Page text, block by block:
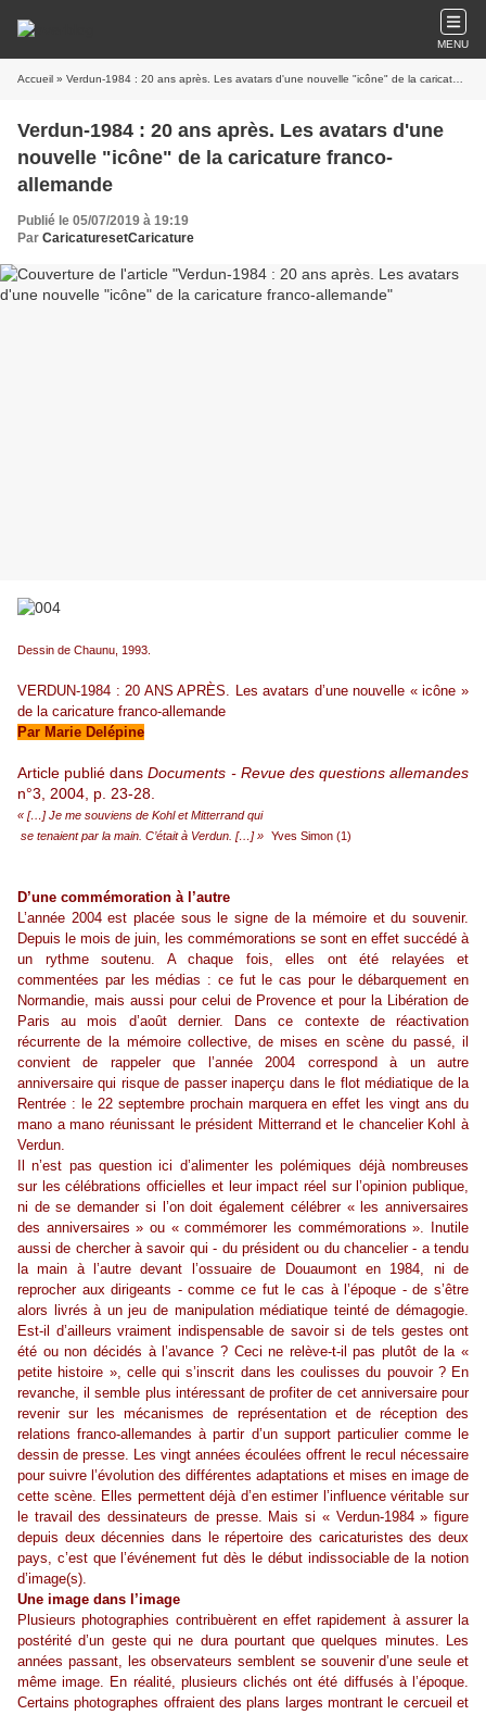
MENU
Accueil » Verdun-1984 : 20 ans après. Les avatars d'une nouvelle "icône" de la caricature franco-allemande
Verdun-1984 : 20 ans après. Les avatars d'une
nouvelle "icône" de la caricature franco-
allemande
Publié le 05/07/2019 à 19:19
Par CaricaturesetCaricature
Dessin de Chaunu, 1993.
VERDUN-1984 : 20 ANS APRÈS. Les avatars d’une nouvelle « icône »
de la caricature franco-allemande
Par Marie Delépine
Article publié dansDocuments - Revue des questions allemandes
n°3, 2004, p. 23-28.
« […] Je me souviens de Kohl et Mitterrand qui
se tenaient par la main. C’était à Verdun. […] » Yves Simon (1)
D’une commémoration à l’autre
L’année 2004 est placée sous le signe de la mémoire et du souvenir.
Depuis le mois de juin, les commémorations se sont en effet succédé à
un rythme soutenu. A chaque fois, elles ont été relayées et
commentées par les médias : ce fut le cas pour le débarquement en
Normandie, mais aussi pour celui de Provence et pour la Libération de
Paris au mois d’août dernier. Dans ce contexte de réactivation
récurrente de la mémoire collective, de mises en scène du passé, il
convient de rappeler que l’année 2004 correspond à un autre
anniversaire qui risque de passer inaperçu dans le flot médiatique de la
Rentrée : le 22 septembre prochain marquera en effet les vingt ans du
mano a mano réunissant le président Mitterrand et le chancelier Kohl à
Verdun.
Il n’est pas question ici d’alimenter les polémiques déjà nombreuses
sur les célébrations officielles et leur impact réel sur l’opinion publique,
ni de se demander si l’on doit également célébrer « les anniversaires
des anniversaires » ou « commémorer les commémorations ». Inutile
aussi de chercher à savoir qui - du président ou du chancelier - a tendu
la main à l’autre devant l’ossuaire de Douaumont en 1984, ni de
reprocher aux dirigeants - comme ce fut le cas à l’époque - de s’être
alors livrés à un jeu de manipulation médiatique teinté de démagogie.
Est-il d’ailleurs vraiment indispensable de savoir si de tels gestes ont
été ou non décidés à l’avance ? Ceci ne relève-t-il pas plutôt de la «
petite histoire », celle qui s’inscrit dans les coulisses du pouvoir ? En
revanche, il semble plus intéressant de profiter de cet anniversaire pour
revenir sur les mécanismes de représentation et de réception des
relations franco-allemandes à partir d’un support particulier comme le
dessin de presse. Les vingt années écoulées offrent le recul nécessaire
pour suivre l’évolution des différentes adaptations et mises en image de
cette scène. Elles permettent déjà d’en estimer l’influence véritable sur
le travail des dessinateurs de presse. Mais si « Verdun-1984 » figure
depuis deux décennies dans le répertoire des caricaturistes des deux
pays, c’est que l’événement fut dès le début indissociable de la notion
d’image(s).
Une image dans l’image
Plusieurs photographies contribuèrent en effet rapidement à assurer la
postérité d’un geste qui ne dura pourtant que quelques minutes. Les
années passant, les observateurs semblent se souvenir d’une seule et
même image. En réalité, plusieurs clichés ont été diffusés à l’époque.
Certains photographes offraient des plans larges montrant le cercueil et